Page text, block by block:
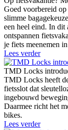
Goed voorbereid
slimme
een heel eind. In dit
ontspannen
je fiets meenemen
Lees verder
TMD Locks
TMD Locks heeft
fietsslot dat
ingebouwd
Daarmee richt het
bikes.
Lees verder